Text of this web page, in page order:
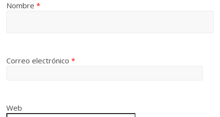
Nombre*
Correo electrónico*
Web